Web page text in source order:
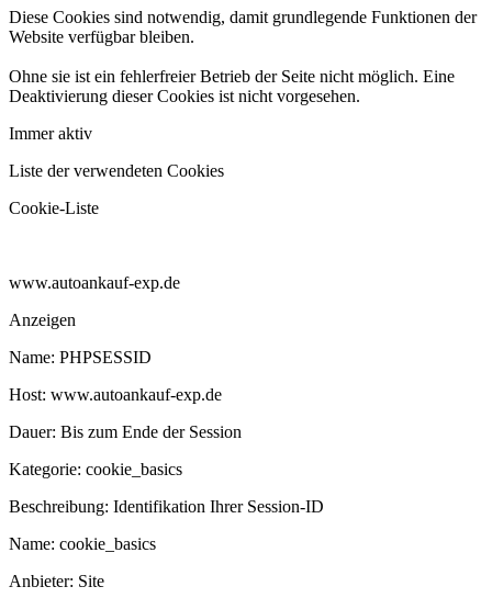
Diese Cookies sind notwendig, damit grundlegende Funktionen der
Website verfügbar bleiben.
Ohne sie ist ein fehlerfreier Betrieb der Seite nicht möglich. Eine
Deaktivierung dieser Cookies ist nicht vorgesehen.
Immer aktiv
Liste der verwendeten Cookies
Cookie-Liste
www.autoankauf-exp.de
Anzeigen
Name: PHPSESSID
Host: www.autoankauf-exp.de
Dauer: Bis zum Ende der Session
Kategorie: cookie_basics
Beschreibung: Identifikation Ihrer Session-ID
Name: cookie_basics
Anbieter: Site